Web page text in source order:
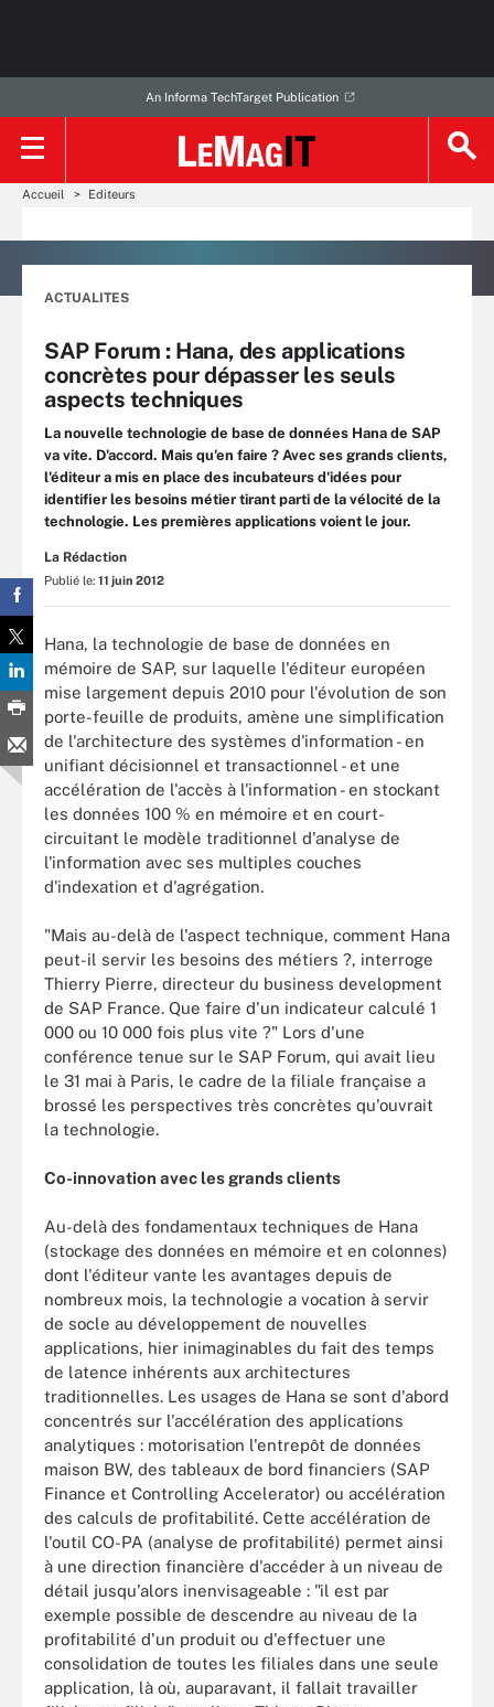
An Informa TechTarget Publication
Accueil Editeurs
ACTUALITES
SAP Forum : Hana, des applications
concrètes pour dépasser les seuls
aspects techniques
La nouvelle technologie de base de données Hana de SAP
va vite. D'accord. Mais qu'en faire ? Avec ses grands clients,
l'éditeur a mis en place des incubateurs d'idées pour
identifier les besoins métier tirant parti de la vélocité de la
technologie. Les premières applications voient le jour.
La Rédaction
Publié le: 11 juin 2012
Hana, la technologie de base de données en
mémoire de SAP, sur laquelle l'éditeur européen
mise largement depuis 2010 pour l'évolution de son
porte-feuille de produits, amène une simplification
de l'architecture des systèmes d'information - en
unifiant décisionnel et transactionnel - et une
accélération de l'accès à l'information - en stockant
les données 100 % en mémoire et en court-
circuitant le modèle traditionnel d'analyse de
l'information avec ses multiples couches
d'indexation et d'agrégation.
"Mais au-delà de l'aspect technique, comment Hana
peut-il servir les besoins des métiers ?, interroge
Thierry Pierre, directeur du business development
de SAP France. Que faire d'un indicateur calculé 1
000 ou 10 000 fois plus vite ?" Lors d'une
conférence tenue sur le SAP Forum, qui avait lieu
le 31 mai à Paris, le cadre de la filiale française a
brossé les perspectives très concrètes qu'ouvrait
la technologie.
Co-innovation avec les grands clients
Au-delà des fondamentaux techniques de Hana
(stockage des données en mémoire et en colonnes)
dont l'éditeur vante les avantages depuis de
nombreux mois, la technologie a vocation à servir
de socle au développement de nouvelles
applications, hier inimaginables du fait des temps
de latence inhérents aux architectures
traditionnelles. Les usages de Hana se sont d'abord
concentrés sur l'accélération des applications
analytiques : motorisation l'entrepôt de données
maison BW, des tableaux de bord financiers (SAP
Finance et Controlling Accelerator) ou accélération
des calculs de profitabilité. Cette accélération de
l'outil CO-PA (analyse de profitabilité) permet ainsi
à une direction financière d'accéder à un niveau de
détail jusqu'alors inenvisageable : "il est par
exemple possible de descendre au niveau de la
profitabilité d'un produit ou d'effectuer une
consolidation de toutes les filiales dans une seule
application, là où, auparavant, il fallait travailler